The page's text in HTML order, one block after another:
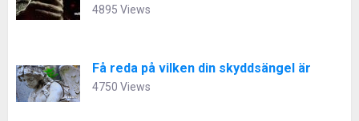
4895 Views
Få reda på vilken din skyddsängel är
4750 Views